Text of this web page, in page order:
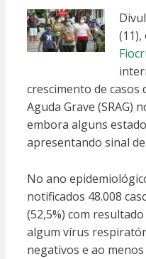
(11),
crescimento de casos
Aguda Grave (SRAG)
embora alguns
apresentando sinal
No ano
notificados 48.008
(52,5%) com
algum vírus
negativos e ao